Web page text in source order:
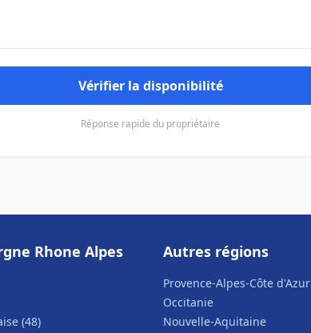
Vérifier la disponibilité
Réponse rapide du propriétaire
Rhone Alpes
(48)
Autres régions
Provence-Alpes-Côte d'Azur
Occitanie
Nouvelle-Aquitaine